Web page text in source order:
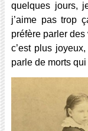
quelques jours,
j’aime pas trop
préfère parler
c’est plus
parle de morts